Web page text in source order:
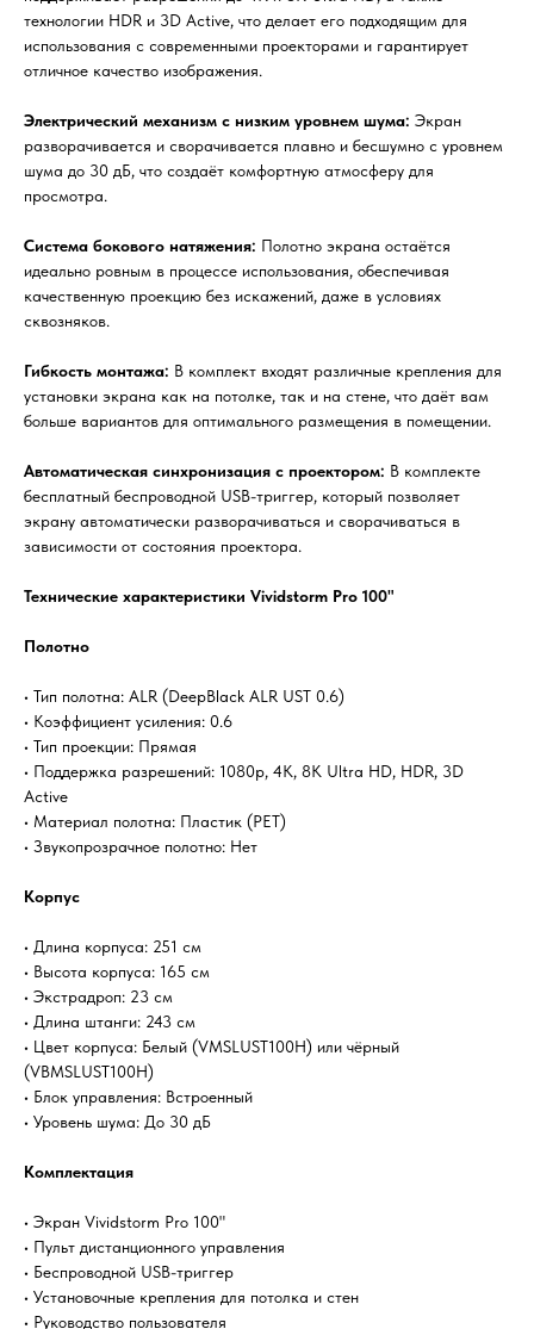
технологии HDR и 3D Active, что делает его подходящим для
использования с современными проекторами и гарантирует
отличное качество изображения.
Электрический механизм с низким уровнем шума: Экран
разворачивается и сворачивается плавно и бесшумно с уровнем
шума до 30 дБ, что создаёт комфортную атмосферу для
просмотра.
Система бокового натяжения: Полотно экрана остаётся
идеально ровным в процессе использования, обеспечивая
качественную проекцию без искажений, даже в условиях
сквозняков.
Гибкость монтажа: В комплект входят различные крепления для
установки экрана как на потолке, так и на стене, что даёт вам
больше вариантов для оптимального размещения в помещении.
Автоматическая синхронизация с проектором: В комплекте
бесплатный беспроводной USB-триггер, который позволяет
экрану автоматически разворачиваться и сворачиваться в
зависимости от состояния проектора.
Технические характеристики Vividstorm Pro 100"
Полотно
• Тип полотна: ALR (DeepBlack ALR UST 0.6)
• Коэффициент усиления: 0.6
• Тип проекции: Прямая
• Поддержка разрешений: 1080p, 4K, 8K Ultra HD, HDR, 3D
Active
• Материал полотна: Пластик (PET)
• Звукопрозрачное полотно: Нет
Корпус
• Длина корпуса: 251 см
• Высота корпуса: 165 см
• Экстрадроп: 23 см
• Длина штанги: 243 см
• Цвет корпуса: Белый (VMSLUST100H) или чёрный
(VBMSLUST100H)
• Блок управления: Встроенный
• Уровень шума: До 30 дБ
Комплектация
• Экран Vividstorm Pro 100"
• Пульт дистанционного управления
• Беспроводной USB-триггер
• Установочные крепления для потолка и стен
• Руководство пользователя